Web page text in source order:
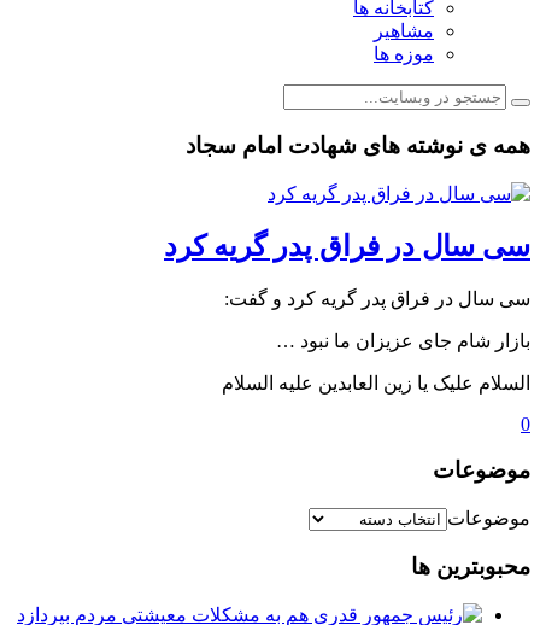
کتابخانه ها
مشاهیر
موزه ها
همه ی نوشته های شهادت امام سجاد
سی سال در فراق پدر گریه کرد
سی سال در فراق پدر گریه کرد و گفت:
بازار شام جای عزیزان ما نبود …
السلام علیک یا زین العابدین علیه السلام
0
موضوعات
موضوعات
محبوبترین ها